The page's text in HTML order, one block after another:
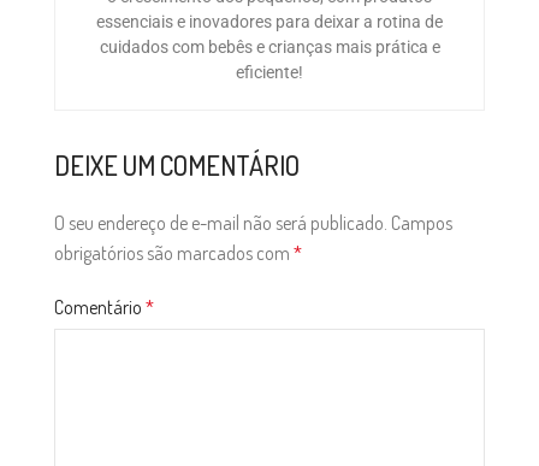
essenciais e inovadores para deixar a rotina de
cuidados com bebês e crianças mais prática e
eficiente!
DEIXE UM COMENTÁRIO
O seu endereço de e-mail não será publicado. Campos
obrigatórios são marcados com *
Comentário *